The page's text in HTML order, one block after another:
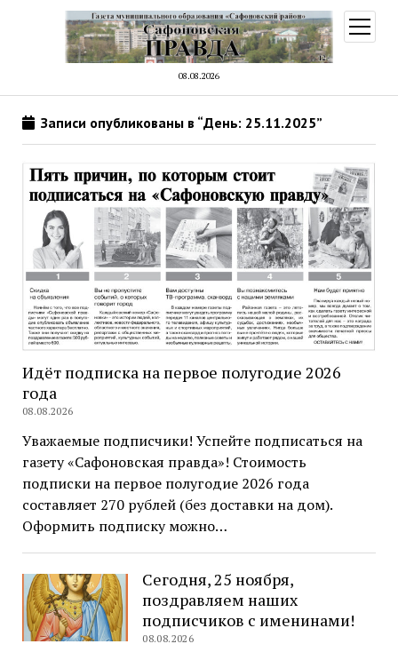
08.08.2026
меню
Записи опубликованы в “День: 25.11.2025”
Идёт подписка на первое полугодие 2026
года
08.08.2026
Уважаемые подписчики! Успейте подписаться на
газету «Сафоновская правда»! Стоимость
подписки на первое полугодие 2026 года
составляет 270 рублей (без доставки на дом).
Оформить подписку можно…
Сегодня, 25 ноября,
поздравляем наших
подписчиков с именинами!
08.08.2026